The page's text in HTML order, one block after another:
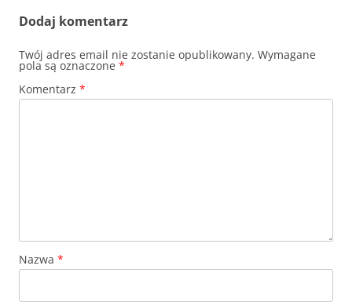
Dodaj komentarz
Twój adres email nie zostanie opublikowany. Wymagane
pola są oznaczone *
Komentarz *
Nazwa *